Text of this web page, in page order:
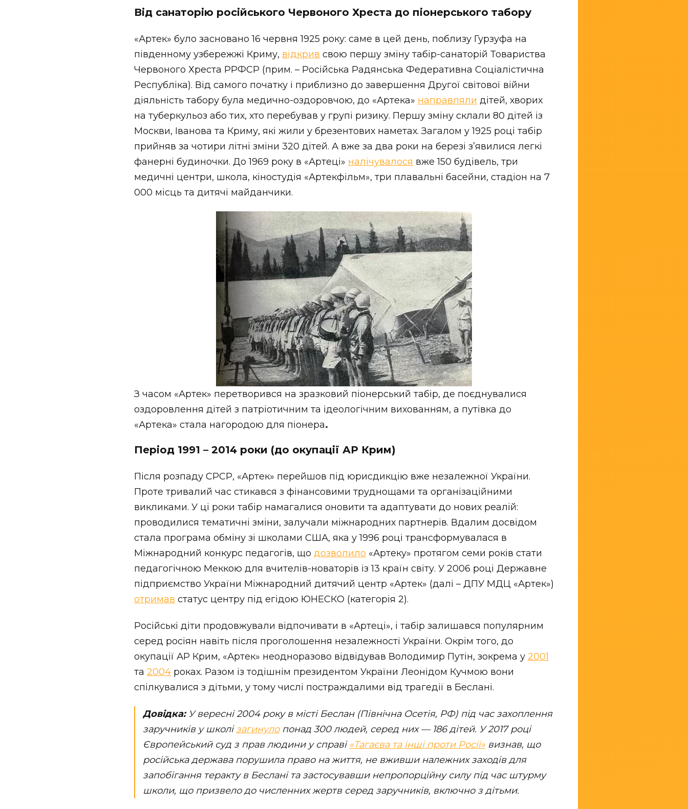
Від санаторію російського Червоного Хреста до піонерського табору
«Артек» було засновано 16 червня 1925 року: саме в цей день, поблизу Гурзуфа на
південному узбережжі Криму, відкрив свою першу зміну табір-санаторій Товариства
Червоного Хреста РРФСР (прим. – Російська Радянська Федеративна Соціалістична
Республіка). Від самого початку і приблизно до завершення Другої світової війни
діяльність табору була медично-оздоровчою, до «Артека» направляли дітей, хворих
на туберкульоз або тих, хто перебував у групі ризику. Першу зміну склали 80 дітей із
Москви, Іванова та Криму, які жили у брезентових наметах. Загалом у 1925 році табір
прийняв за чотири літні зміни 320 дітей. А вже за два роки на березі з’явилися легкі
фанерні будиночки. До 1969 року в «Артеці» налічувалося вже 150 будівель, три
медичні центри, школа, кіностудія «Артекфільм», три плавальні басейни, стадіон на 7
000 місць та дитячі майданчики.
З часом «Артек» перетворився на зразковий піонерський табір, де поєднувалися
оздоровлення дітей з патріотичним та ідеологічним вихованням, а путівка до
«Артека» стала нагородою для піонера.
Період 1991 – 2014 роки (до окупації АР Крим)
Після розпаду СРСР, «Артек» перейшов під юрисдикцію вже незалежної України.
Проте тривалий час стикався з фінансовими труднощами та організаційними
викликами. У ці роки табір намагалися оновити та адаптувати до нових реалій:
проводилися тематичні зміни, залучали міжнародних партнерів. Вдалим досвідом
стала програма обміну зі школами США, яка у 1996 році трансформувалася в
Міжнародний конкурс педагогів, що дозволило «Артеку» протягом семи років стати
педагогічною Меккою для вчителів-новаторів із 13 країн світу. У 2006 році Державне
підприємство України Міжнародний дитячий центр «Артек» (далі – ДПУ МДЦ «Артек»)
отримав статус центру під егідою ЮНЕСКО (категорія 2).
Російські діти продовжували відпочивати в «Артеці», і табір залишався популярним
серед росіян навіть після проголошення незалежності України. Окрім того, до
окупації АР Крим, «Артек» неодноразово відвідував Володимир Путін, зокрема у 2001
та 2004 роках. Разом із тодішнім президентом України Леонідом Кучмою вони
спілкувалися з дітьми, у тому числі постраждалими від трагедії в Беслані.
Довідка:У вересні 2004 року в місті Беслан (Північна Осетія, РФ) під час захоплення
заручників у школізагинулопонад 300 людей, серед них — 186 дітей. У 2017 році
Європейський суд з прав людини у справі «Тагаєва та інші проти Росії» визнав, що
російська держава порушила право на життя, не вживши належних заходів для
запобігання теракту в Беслані та застосувавши непропорційну силу під час штурму
школи, що призвело до численних жертв серед заручників, включно з дітьми.